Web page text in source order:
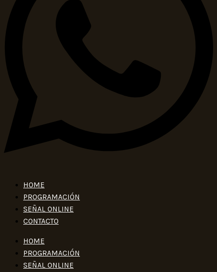
HOME
PROGRAMACIÓN
SEÑAL ONLINE
CONTACTO
HOME
PROGRAMACIÓN
SEÑAL ONLINE